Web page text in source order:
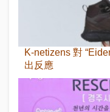
K-netizens 對
出反應